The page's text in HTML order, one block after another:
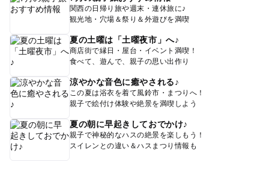
関西の日帰り旅や週末・連休旅に♪
観光地・穴場＆祭り＆外遊びを満喫
夏の土曜は「土曜夜市」へ♪
商店街で縁日・屋台・イベント満喫！
食べて、遊んで、親子の思い出作り
涼やかな音色に癒やされる♪
この夏は浴衣を着て風鈴市・まつりへ！
親子で絵付け体験や絶景を満喫しよう
夏の朝に早起きしておでかけ♪
親子で神秘的なハスの絶景を楽しもう！
スイレンとの違い＆ハスまつり情報も